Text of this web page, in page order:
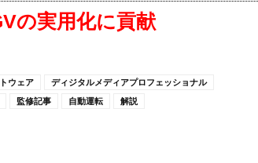
の実用化に貢献
ウェア
ディジタルメディアプロフェッショナル
監修記事 自動運転 解説